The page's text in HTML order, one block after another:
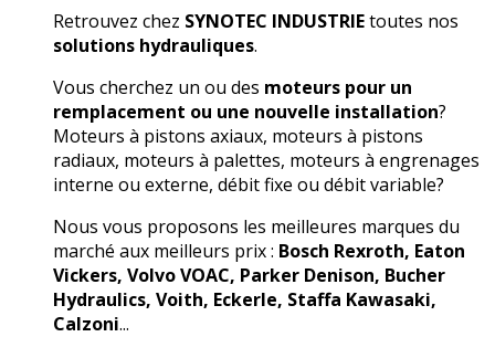
Retrouvez chez SYNOTEC INDUSTRIEtoutes nos
solutions hydrauliques.
Vous cherchez un ou des moteurs pour un
remplacement ou une nouvelle installation?
Moteurs à pistons axiaux, moteurs à pistons
radiaux, moteurs à palettes, moteurs à engrenages
interne ou externe, débit fixe ou débit variable?
Nous vous proposons les meilleures marques du
marché aux meilleurs prix : Bosch Rexroth, Eaton
Vickers, Volvo VOAC, Parker Denison, Bucher
Hydraulics, Voith, Eckerle, Staffa Kawasaki,
Calzoni...